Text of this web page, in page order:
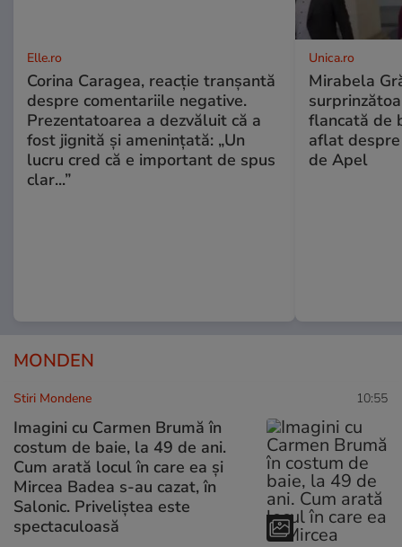
Elle.ro
Corina Caragea, reacție tranșantă
despre comentariile negative.
Prezentatoarea a dezvăluit că a
fost jignită și amenințată: „Un
lucru cred că e important de spus
clar...”
Unica.ro
Mirabela
flancată de
aflat
de Apel
MONDEN
Stiri Mondene 10:55
Imagini cu Carmen Brumă în
costum de baie, la 49 de ani.
Cum arată locul în care ea și
Mircea Badea s-au cazat, în
Salonic. Priveliștea este
spectaculoasă